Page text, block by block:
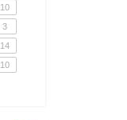
10
3
14
10